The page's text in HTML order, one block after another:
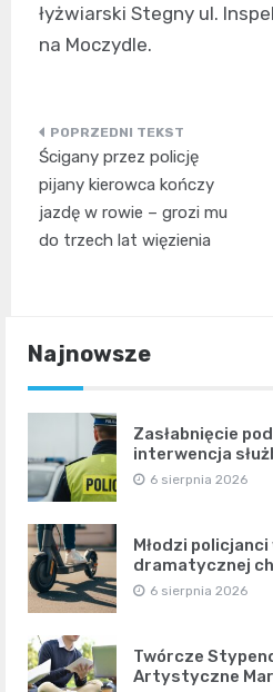
łyżwiarski Stegny ul.
na Moczydle.
Nawigacja
wpisu
Ścigany przez policję
pijany kierowca kończy
jazdę w rowie – grozi mu
do trzech lat więzienia
Najnowsze
Zasłabnięcie
interwencja
6 sierpnia 2026
Młodzi
dramatycznej
6 sierpnia 2026
Twórcze
Artystyczne